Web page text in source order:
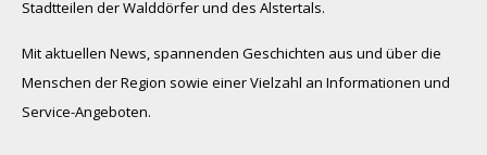
Stadtteilen der Walddörfer und des Alstertals.
Mit aktuellen News, spannenden Geschichten aus und über die
Menschen der Region sowie einer Vielzahl an Informationen und
Service-Angeboten.